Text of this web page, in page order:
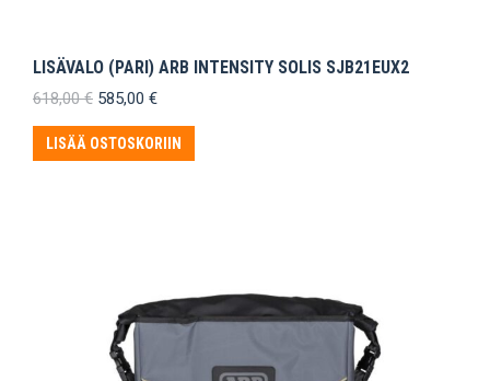
LISÄVALO (PARI) ARB INTENSITY SOLIS SJB21EUX2
618,00€ Alkuperäinen
oli:
618,00 €.
585,00 €Nykyinen
on:
585,00 €.
LISÄÄ OSTOSKORIIN